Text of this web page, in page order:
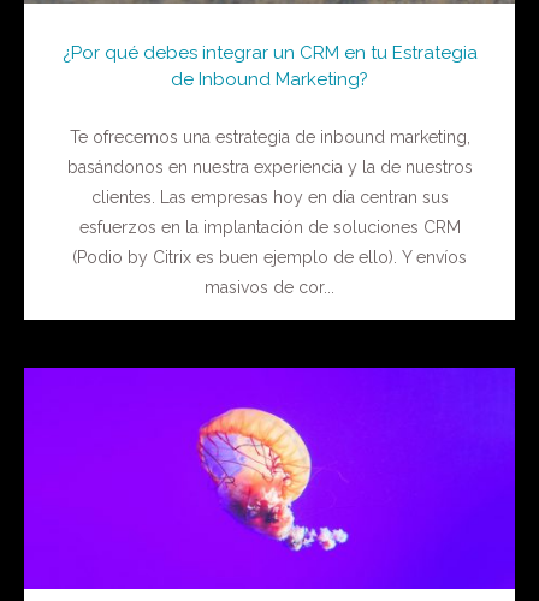
¿Por qué debes integrar un CRM en tu Estrategia
de Inbound Marketing?
Te ofrecemos una estrategia de inbound marketing,
basándonos en nuestra experiencia y la de nuestros
clientes. Las empresas hoy en día centran sus
esfuerzos en la implantación de soluciones CRM
(Podio by Citrix es buen ejemplo de ello). Y envíos
masivos de cor...